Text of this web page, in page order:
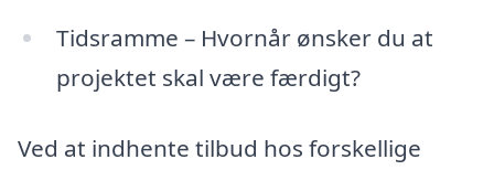
Tidsramme – Hvornår ønsker du at
projektet skal være færdigt?
Ved at indhente tilbud hos forskellige